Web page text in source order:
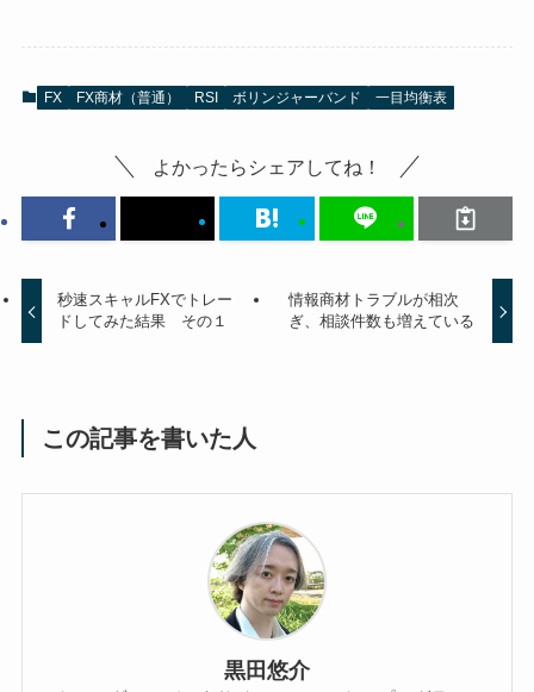
FX FX商材（普通） RSI ボリンジャーバンド 一目均衡表
よかったらシェアしてね！
秒速スキャルFXでトレー
ドしてみた結果 その１
情報商材トラブルが相次
ぎ、相談件数も増えている
この記事を書いた人
黒田悠介